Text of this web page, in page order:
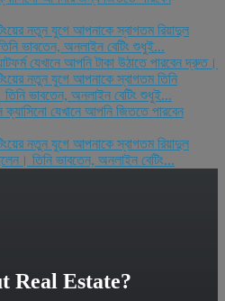
নতুন যুগে আপনাকে স্বাগতম রিয়াদুল
ভাবতেন, অনলাইন বেটিং শুধুই...
যেখানে আপনি টাকা উঠাতে পারবেন দ্রুত।
নতুন যুগে আপনাকে স্বাগতম তিনি
ভাবতেন, অনলাইন বেটিং শুধুই...
যেখানে আপনি জিততে পারবেন
নতুন যুগে আপনাকে স্বাগতম রিয়াদুল
তিনি ভাবতেন, অনলাইন বেটিং...
Real Estate?